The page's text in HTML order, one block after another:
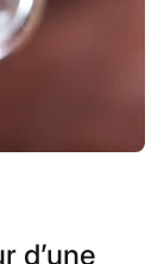
d’une